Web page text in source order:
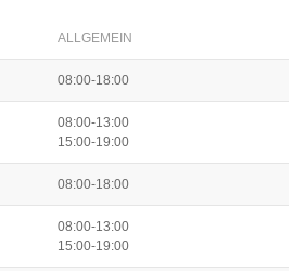
ALLGEMEIN
08:00-18:00
08:00-13:00
15:00-19:00
08:00-18:00
08:00-13:00
15:00-19:00